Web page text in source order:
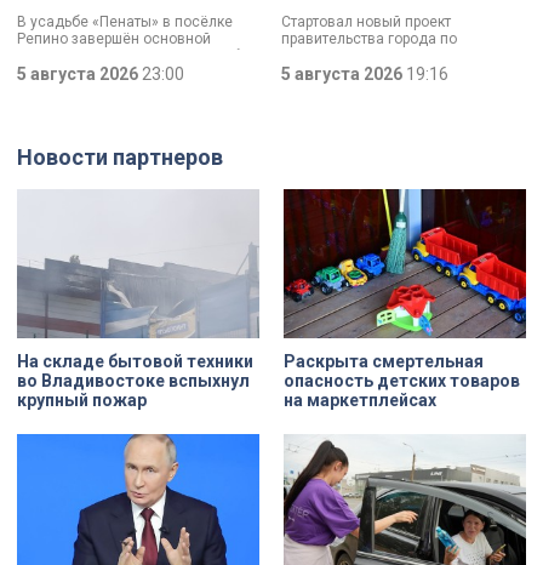
В усадьбе «Пенаты» в посёлке
Репино завершён основной
И впервые за 60 лет в музее
редкая возможность увидеть не
только как было, но и как
задумывалось. Это и
комнат. Как отметил губернатор
Александр Беглов, все
реставрационные работы в
«Пенатах» проводились под
строгим контролем специалистов
5 августа 2026 23:00
Стартовал новый проект
правительства города по
«Петербургский сувенир». Его
Где открылась первая торговая
площадка проекта и кто стал его
участником?
5 августа 2026 19:16
Новости партнеров
На складе бытовой техники
во Владивостоке вспыхнул
крупный пожар
Раскрыта смертельная
опасность детских товаров
на маркетплейсах